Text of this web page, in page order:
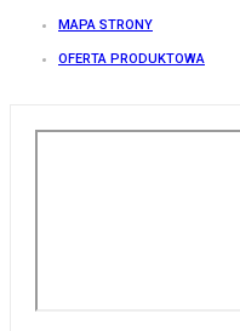
MAPA STRONY
OFERTA PRODUKTOWA